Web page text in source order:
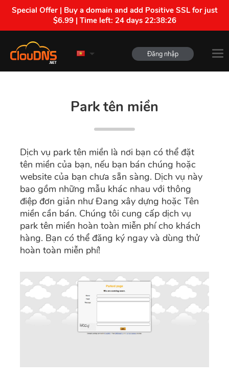
Special Offer | Buy a domain and add Positive SSL for just
$6.99 | Time left: 24 days 22:38:26
Đăng nhập
Park tên miền
Dịch vụ park tên miền là nơi bạn có thể đặt
tên miền của bạn, nếu bạn bán chúng hoặc
website của bạn chưa sẵn sàng. Dịch vụ này
bao gồm những mẫu khác nhau với thông
điệp đơn giản như Đang xây dựng hoặc Tên
miền cần bán. Chúng tôi cung cấp dịch vụ
park tên miền hoàn toàn miễn phí cho khách
hàng. Bạn có thể đăng ký ngay và dùng thử
hoàn toàn miễn phí!